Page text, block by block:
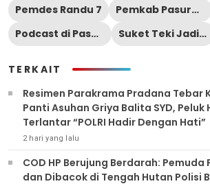
Pemdes Randu 7
Pemkab Pasuruan
Podcast di Pasuruan Kupas Peran Orang Tua
Suket Teki Jadi PADI
TERKAIT
Resimen Parakrama Pradana Tebar
Panti Asuhan Griya Balita SYD,
Terlantar “POLRI Hadir Dengan Hati”
2 hari yang lalu
COD HP Berujung Berdarah:
dan Dibacok di